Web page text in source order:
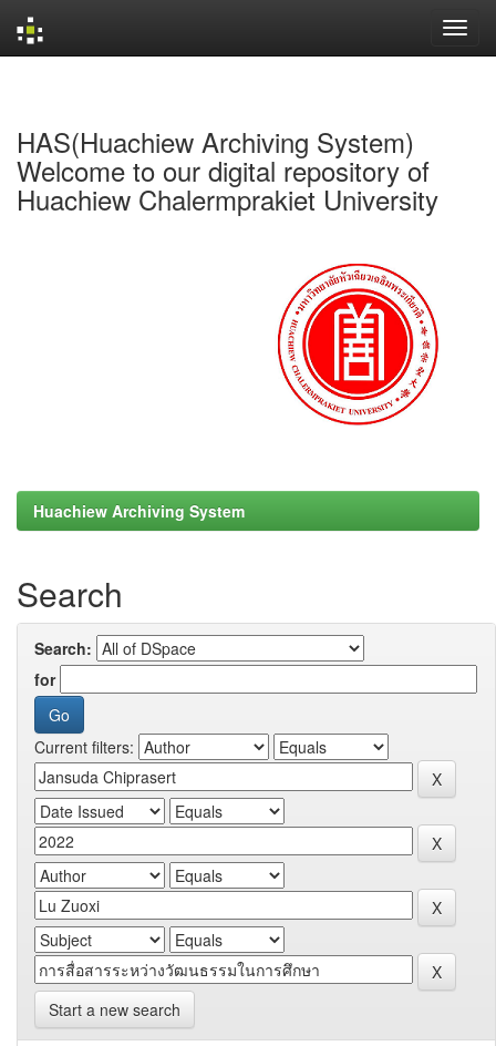
HAS(Huachiew Archiving System)
Welcome to our digital repository of
Huachiew Chalermprakiet University
Huachiew Archiving System
Search
Search:
for
Current filters:
Start a new search